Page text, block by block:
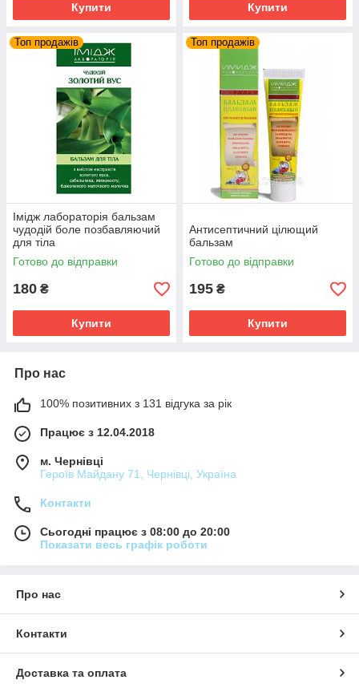
Купити Купити
Топ продажів
Імідж лабораторія бальзам
чудодій боле позбавляючий
для тіла
Готово до відправки
180 ₴
Купити
Топ продажів
Антисептичний цілющий
бальзам
Готово до відправки
195 ₴
Купити
Про нас
100% позитивних з 131 відгука за рік
Працює з 12.04.2018
м. Чернівці
Героїв Майдану 71, Чернівці, Україна
Контакти
Сьогодні працює з 08:00 до 20:00
Показати весь графік роботи
Про нас
Контакти
Доставка та оплата